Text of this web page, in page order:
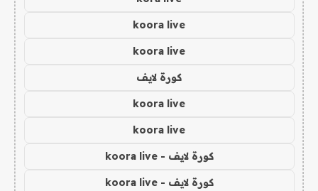
koora live
koora live
كورة لايف
koora live
koora live
كورة لايف - koora live
كورة لايف - koora live